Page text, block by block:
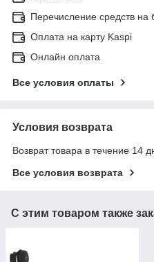
Перечисление средств на
Оплата на карту Kaspi
Онлайн оплата
Все условия оплаты
Условия возврата
Возврат товара в течение 14
Все условия возврата
С этим товаром также